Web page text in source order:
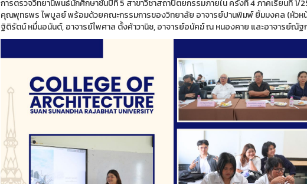
การตรวจวิทยานิพนธ์นักศึกษาชั้นปีที่ 5 สาขาวิชาสถาปัตยกรรมภายใน ครั้งที่ 4 ภาคเรียนที่
คุณพุทธพร ไพบูลย์ พร้อมด้วยคณะกรรมการของวิทยาลัย อาจารย์ปานพิมพ์ ยิ้มมงคล (หัวห
ฐิติรัตน์ หมื่นอนันต์, อาจารย์ไพศาล ตั้งค้าวานิช, อาจารย์อนัคฆ์ ณ หนองคาย และอาจารย์